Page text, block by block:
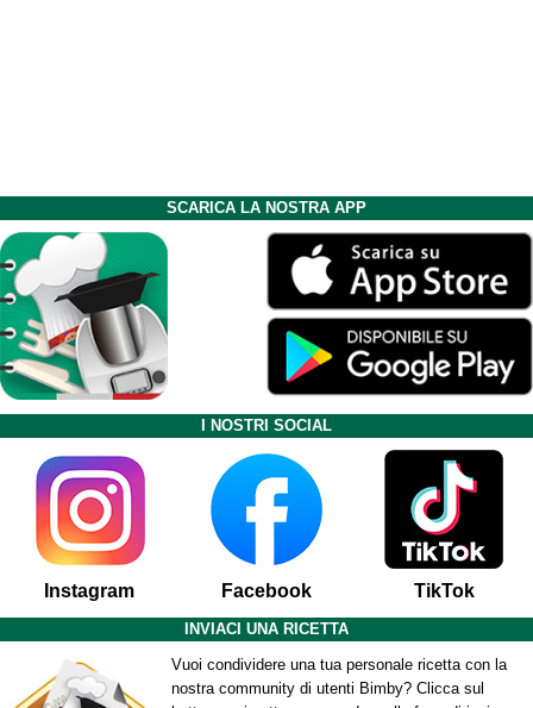
SCARICA LA NOSTRA APP
I NOSTRI SOCIAL
Instagram Facebook TikTok
INVIACI UNA RICETTA
Vuoi condividere una tua personale ricetta con la
nostra community di utenti Bimby? Clicca sul